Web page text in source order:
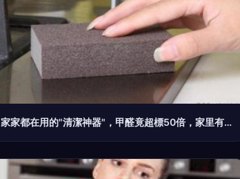
家家都在用的"清潔神器"，甲醛竟超標50倍，家里有的趕緊扔掉